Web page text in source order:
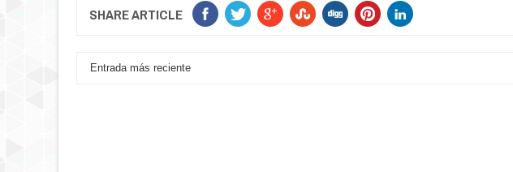
SHARE ARTICLE
Entrada más reciente